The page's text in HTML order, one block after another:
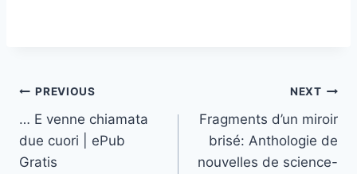
PREVIOUS
… E venne chiamata
due cuori | ePub
Gratis
NEXT
Fragments d’un miroir
brisé: Anthologie de
nouvelles de science-